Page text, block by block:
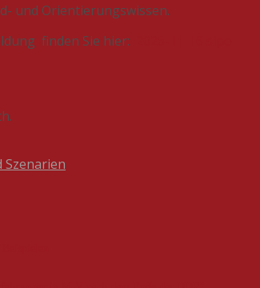
und Orientierungswissen.
finden Sie hier:
Szenarien